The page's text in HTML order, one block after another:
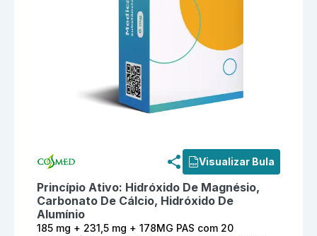
Visualizar Bula
Princípio Ativo: Hidróxido De Magnésio,
Carbonato De Cálcio, Hidróxido De
Alumínio
185 mg + 231,5 mg + 178MG PAS com 20